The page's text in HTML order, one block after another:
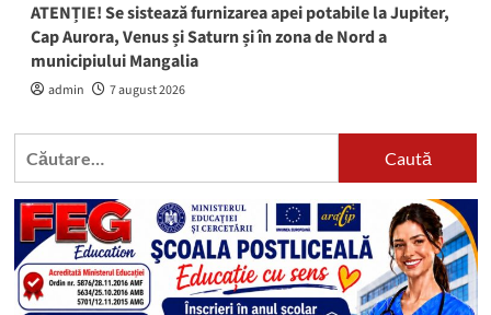
ATENȚIE! Se sistează furnizarea apei potabile la Jupiter,
Cap Aurora, Venus și Saturn și în zona de Nord a
municipiului Mangalia
admin 7 august 2026
Caută